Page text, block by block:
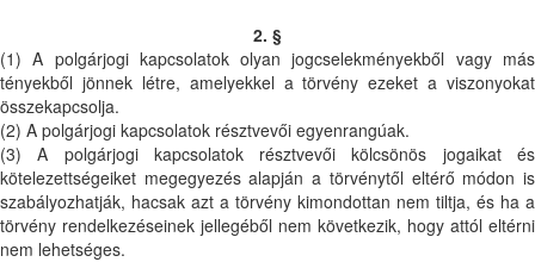
2. §
(1) A polgárjogi kapcsolatok olyan jogcselekményekből vagy más
tényekből jönnek létre, amelyekkel a törvény ezeket a viszonyokat
összekapcsolja.
(2) A polgárjogi kapcsolatok résztvevői egyenrangúak.
(3) A polgárjogi kapcsolatok résztvevői kölcsönös jogaikat és
kötelezettségeiket megegyezés alapján a törvénytől eltérő módon is
szabályozhatják, hacsak azt a törvény kimondottan nem tiltja, és ha a
törvény rendelkezéseinek jellegéből nem következik, hogy attól eltérni
nem lehetséges.